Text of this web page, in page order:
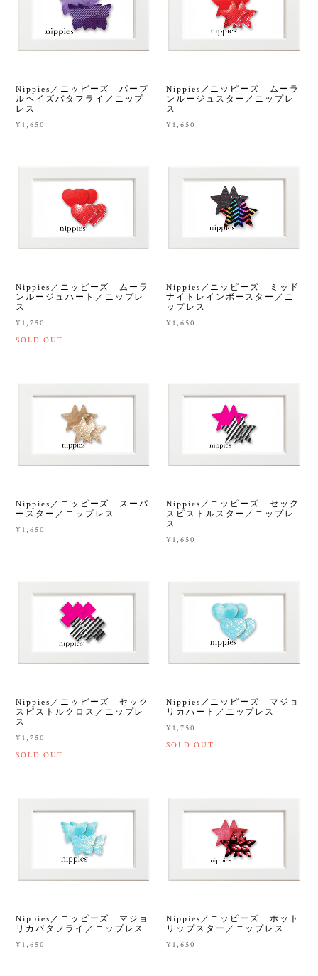
Nippies／ニッピーズ パープ
ルヘイズバタフライ／ニップ
レス
¥1,650
Nippies／ニッピーズ ムーラ
ンルージュスター／ニップレ
ス
¥1,650
Nippies／ニッピーズ ムーラ
ンルージュハート／ニップレ
ス
¥1,750
SOLD OUT
Nippies／ニッピーズ ミッド
ナイトレインボースター／ニ
ップレス
¥1,650
Nippies／ニッピーズ スーパ
ースター／ニップレス
¥1,650
Nippies／ニッピーズ セック
スピストルスター／ニップレ
ス
¥1,650
Nippies／ニッピーズ セック
スピストルクロス／ニップレ
ス
¥1,750
SOLD OUT
Nippies／ニッピーズ マジョ
リカハート／ニップレス
¥1,750
SOLD OUT
Nippies／ニッピーズ マジョ
リカバタフライ／ニップレス
¥1,650
Nippies／ニッピーズ ホット
リップスター／ニップレス
¥1,650